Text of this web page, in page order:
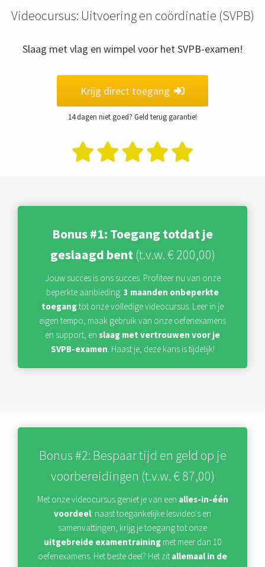
Videocursus: Uitvoering en coördinatie (SVPB)
Slaag met vlag en wimpel voor het SVPB-examen!
Krijg direct toegang
14 dagen niet goed? Geld terug garantie!
Bonus #1: Toegang totdat je
geslaagd bent (t.v.w. € 200,00)
Jouw succes is ons succes. Profiteer nu van onze
beperkte aanbieding: 3 maanden onbeperkte
toegangtot onze volledige videocursus. Leer in je
eigen tempo, maak gebruik van onze oefenexamens
en support, en slaag met vertrouwen voor je
SVPB-examen. Haast je, deze kans is tijdelijk!
Bonus #2: Bespaar tijd en geld op je
voorbereidingen (t.v.w. € 87,00)
Met onze videocursus geniet je van een alles-in-één
voordeel: naast toegankelijke lesvideo's en
samenvattingen, krijg je toegang tot onze
uitgebreide examentraining met meer dan 10
oefenexamens. Het beste deel? Het zit allemaal in de